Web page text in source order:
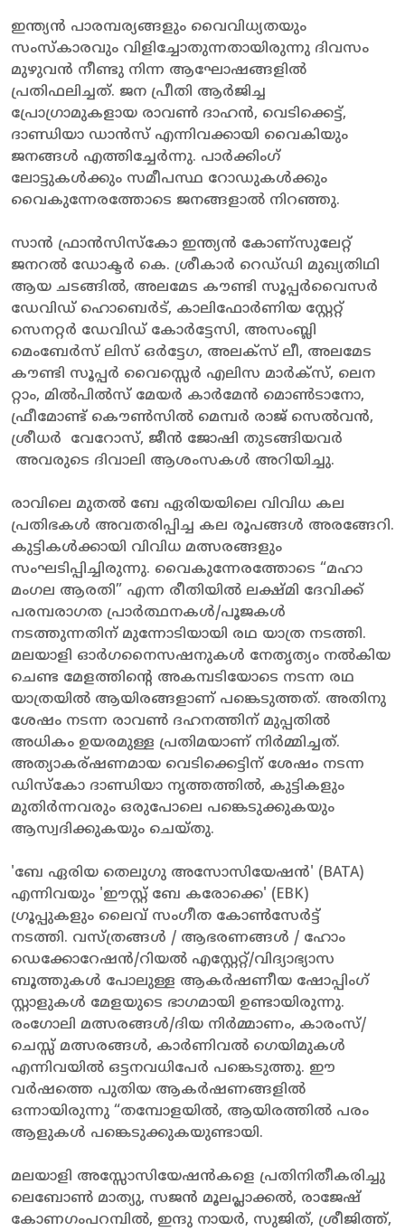
ഇന്ത്യൻ പാരമ്പര്യങ്ങളും വൈവിധ്യതയും
സംസ്കാരവും വിളിച്ചോതുന്നതായിരുന്നു ദിവസം
മുഴുവൻ നീണ്ടു നിന്ന ആഘോഷങ്ങളിൽ
പ്രതിഫലിച്ചത്. ജന പ്രീതി ആർജിച്ച
പ്രോഗ്രാമുകളായ രാവൺ ദാഹൻ, വെടിക്കെട്ട്,
ദാണ്ഡിയാ ഡാൻസ് എന്നിവക്കായി വൈകിയും
ജനങ്ങൾ എത്തിച്ചേർന്നു. പാർക്കിംഗ്
ലോട്ടുകൾക്കും സമീപസ്ഥ റോഡുകൾക്കും
വൈകുന്നേരത്തോടെ ജനങ്ങളാൽ നിറഞ്ഞു.
സാൻ ഫ്രാൻസിസ്കോ ഇന്ത്യൻ കോണ്സുലേറ്റ്
ജനറൽ ഡോക്ടർ കെ. ശ്രീകാർ റെഡ്‌ഡി മുഖ്യതിഥി
ആയ ചടങ്ങിൽ, അലമേട കൗണ്ടി സൂപ്പർവൈസർ
ഡേവിഡ് ഹൊബെർട്, കാലിഫോർണിയ സ്റ്റേറ്റ്
സെനറ്റർ ഡേവിഡ് കോർട്ടേസി, അസംബ്ലി
മെംബേർസ് ലിസ് ഒർട്ടേഗ, അലക്സ് ലീ, അലമേട
കൗണ്ടി സൂപ്പർ വൈസ്സെർ എലിസ മാർക്‌സ്, ലെന
റ്റാം, മിൽപിൽസ് മേയർ കാർമേൻ മൊൺടാനോ,
ഫ്രീമോണ്ട് കൌൺസിൽ മെമ്പർ രാജ് സെൽവൻ,
ശ്രീധർ വേറോസ്, ജീൻ ജോഷി തുടങ്ങിയവർ
അവരുടെ ദിവാലി ആശംസകൾ അറിയിച്ചു.
രാവിലെ മുതൽ ബേ ഏരിയയിലെ വിവിധ കല
പ്രതിഭകൾ അവതരിപ്പിച്ച കല രൂപങ്ങൾ അരങ്ങേറി.
കുട്ടികൾക്കായി വിവിധ മത്സരങ്ങളും
സംഘടിപ്പിച്ചിരുന്നു. വൈകുന്നേരത്തോടെ “മഹാ
മംഗല ആരതി” എന്ന രീതിയിൽ ലക്ഷ്മി ദേവിക്ക്
പരമ്പരാഗത പ്രാർത്ഥനകൾ/പൂജകൾ
നടത്തുന്നതിന് മുന്നോടിയായി രഥ യാത്ര നടത്തി.
മലയാളി ഓർഗനൈസഷനുകൾ നേതൃത്യം നൽകിയ
ചെണ്ട മേളത്തിന്റെ അകമ്പടിയോടെ നടന്ന രഥ
യാത്രയിൽ ആയിരങ്ങളാണ് പങ്കെടുത്തത്. അതിനു
ശേഷം നടന്ന രാവൺ ദഹനത്തിന് മുപ്പതിൽ
അധികം ഉയരമുള്ള പ്രതിമയാണ് നിർമ്മിച്ചത്.
അത്യാകര്ഷണമായ വെടിക്കെട്ടിന് ശേഷം നടന്ന
ഡിസ്കോ ദാണ്ഡിയാ നൃത്തത്തിൽ, കുട്ടികളും
മുതിർന്നവരും ഒരുപോലെ പങ്കെടുക്കുകയും
ആസ്വദിക്കുകയും ചെയ്തു.
'ബേ ഏരിയ തെലുഗു അസോസിയേഷൻ' (BATA)
എന്നിവയും 'ഈസ്റ്റ് ബേ കരോക്കെ' (EBK)
ഗ്രൂപ്പുകളും ലൈവ് സംഗീത കോൺസേർട്ട്
നടത്തി. വസ്ത്രങ്ങൾ / ആഭരണങ്ങൾ / ഹോം
ഡെക്കോറേഷൻ/റിയൽ എസ്റ്റേറ്റ്/വിദ്യാഭ്യാസ
ബൂത്തുകൾ പോലുള്ള ആകർഷണീയ ഷോപ്പിംഗ്
സ്റ്റാളുകൾ മേളയുടെ ഭാഗമായി ഉണ്ടായിരുന്നു.
രംഗോലി മത്സരങ്ങൾ/ദിയ നിർമ്മാണം, കാരംസ്/
ചെസ്സ് മത്സരങ്ങൾ, കാർണിവൽ ഗെയിമുകൾ
എന്നിവയിൽ ഒട്ടനവധിപേർ പങ്കെടുത്തു. ഈ
വർഷത്തെ പുതിയ ആകർഷണങ്ങളിൽ
ഒന്നായിരുന്നു “തമ്പോളയിൽ, ആയിരത്തിൽ പരം
ആളുകൾ പങ്കെടുക്കുകയുണ്ടായി.
മലയാളി അസ്സോസിയേഷൻകളെ പ്രതിനിതീകരിച്ചു
ലെബോൺ മാത്യു, സജൻ മൂലപ്ലാക്കൽ, രാജേഷ്
കോണഗംപറമ്പിൽ, ഇന്ദു നായർ, സുജിത്, ശ്രീജിത്ത്,